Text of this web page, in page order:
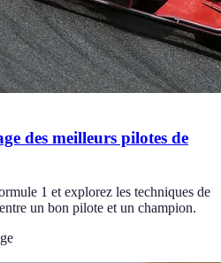
des meilleurs pilotes de
1 et explorez les techniques de
un bon pilote et un champion.